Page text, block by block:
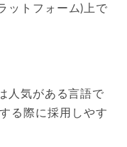
ットフォーム)上で
人気がある言語で
る際に採用しやす